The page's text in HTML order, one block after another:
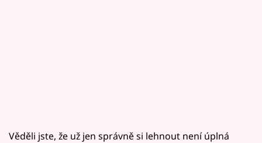
Věděli jste, že už jen správně si lehnout není úplná